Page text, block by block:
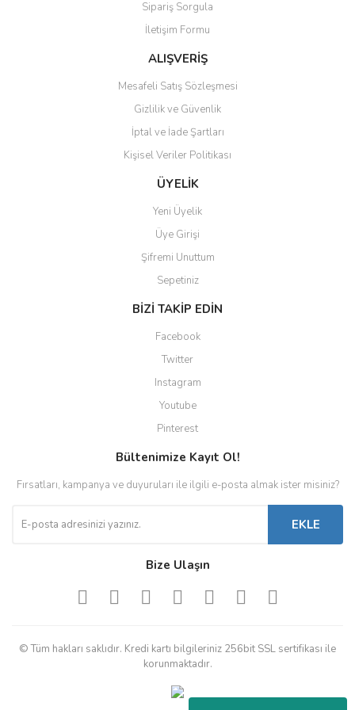
Ürün bilgilerinde hatalar bulunuyor.
Ürün fiyatı diğer sitelerden daha pahalı.
Bu ürüne benzer farklı alternatifler olmalı.
Gönder
Sipariş Sorgula
İletişim Formu
ALIŞVERİŞ
Mesafeli Satış Sözleşmesi
Gizlilik ve Güvenlik
İptal ve İade Şartları
Kişisel Veriler Politikası
ÜYELİK
Yeni Üyelik
Üye Girişi
Şifremi Unuttum
Sepetiniz
BİZİ TAKİP EDİN
Facebook
Twitter
Instagram
Youtube
Pinterest
Bültenimize Kayıt Ol!
Fırsatları, kampanya ve duyuruları ile ilgili e-posta almak ister misiniz?
EKLE
Bize Ulaşın
© Tüm hakları saklıdır. Kredi kartı bilgileriniz 256bit SSL sertifikası ile
korunmaktadır.